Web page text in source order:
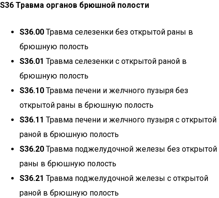
S36 Травма органов брюшной полости
S36.00 Травма селезенки без открытой раны в
брюшную полость
S36.01 Травма селезенки с открытой раной в
брюшную полость
S36.10 Травма печени и желчного пузыря без
открытой раны в брюшную полость
S36.11 Травма печени и желчного пузыря с открытой
раной в брюшную полость
S36.20 Травма поджелудочной железы без открытой
раны в брюшную полость
S36.21 Травма поджелудочной железы с открытой
раной в брюшную полость